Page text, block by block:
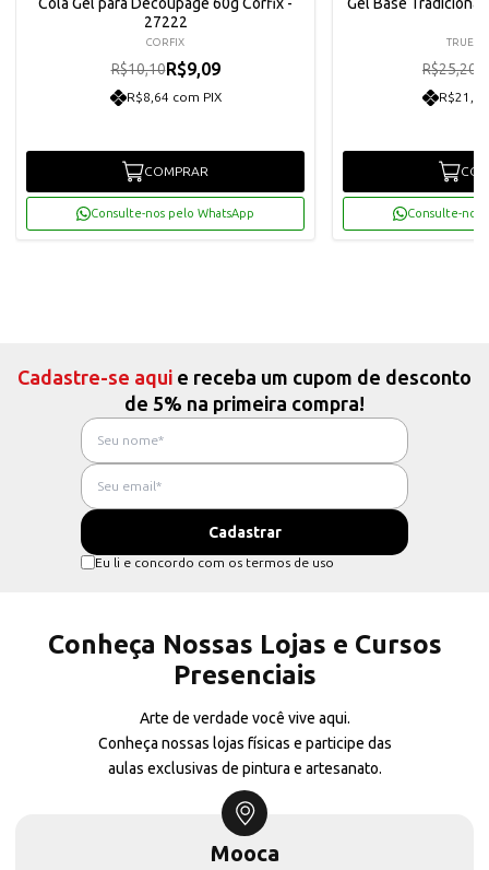
27222
CORFIX
R$10,10R$9,09
R$8,64 com PIX
COMPRAR
Consulte-nos pelo WhatsApp
TRUE
R$25,20
Consulte-nos
Cadastre-se aqui e receba um cupom de desconto
de 5% na primeira compra!
Eu li e concordo com os termos de uso
Conheça Nossas Lojas e Cursos
Presenciais
Arte de verdade você vive aqui.
Conheça nossas lojas físicas e participe das
aulas exclusivas de pintura e artesanato.
Mooca